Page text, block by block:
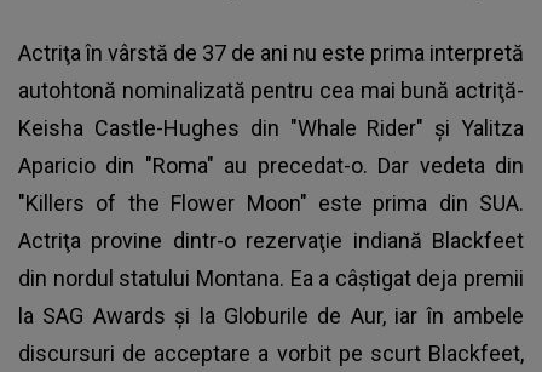
Actriţa în vârstă de 37 de ani nu este prima interpretă
autohtonă nominalizată pentru cea mai bună actriţă-
Keisha Castle-Hughes din "Whale Rider" şi Yalitza
Aparicio din "Roma" au precedat-o. Dar vedeta din
"Killers of the Flower Moon" este prima din SUA.
Actriţa provine dintr-o rezervaţie indiană Blackfeet
din nordul statului Montana. Ea a câştigat deja premii
la SAG Awards şi la Globurile de Aur, iar în ambele
discursuri de acceptare a vorbit pe scurt Blackfeet,